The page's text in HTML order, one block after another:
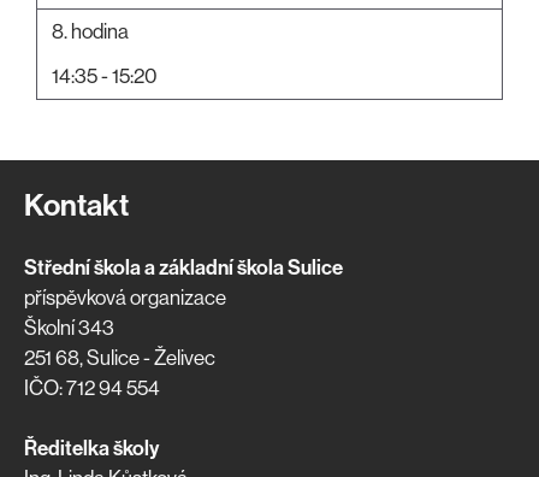
8. hodina
14:35 - 15:20
Kontakt
Střední škola a základní škola Sulice
příspěvková organizace
Školní 343
251 68, Sulice - Želivec
IČO: 712 94 554
Ředitelka školy